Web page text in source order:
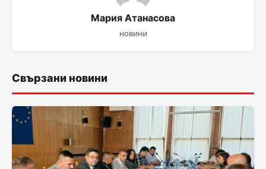
Мария Атанасова
новини
Свързани новини